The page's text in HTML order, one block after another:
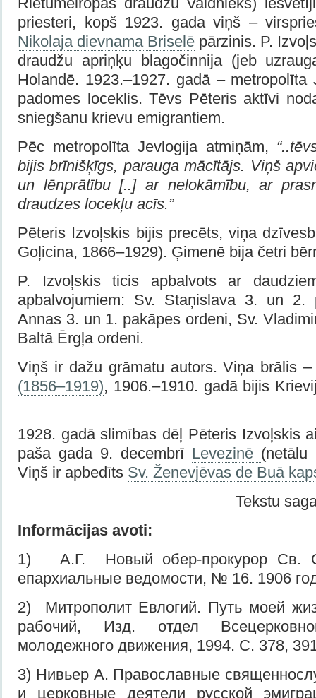
priesteri, kopš 1923. gada viņš –
Nikolaja dievnama Briselē pārzinis. P.
draudžu apriņķu blagočinnija (jeb
Holandē. 1923.–1927. gadā –
padomes loceklis. Tēvs Pēteris aktīvi
sniegšanu krievu emigrantiem.
Pēc metropolīta Jevlogija atmiņām,
bijis brīnišķīgs, parauga mācītājs. Viņš
un lēnprātību [..] ar nelokāmību, ar
draudzes locekļu acīs.”
Pēteris Izvoļskis bijis precēts, viņa
Goļicina, 1866–1929). Ģimenē bija četri
P. Izvoļskis ticis apbalvots ar
apbalvojumiem: Sv. Staņislava 3. un 2.
Annas 3. un 1. pakāpes ordeni, Sv.
Baltā Ērgļa ordeni.
Viņš ir dažu grāmatu autors. Viņa brālis
(1856–1919), 1906.–1910. gadā bijis
1928. gadā slimības dēļ Pēteris Izvoļskis
paša gada 9. decembrī Levezinē (netālu
Viņš ir apbedīts Sv. Ženevjēvas de Buā
Tekstu
Informācijas avoti:
1) А.Г. Новый обер-прокурор Св.
епархиальные ведомости, № 16. 1906
2) Митрополит Евлогий. Путь моей
рабочий, Изд. отдел
молодежного движения, 1994. С. 378,
3) Нивьер А. Православные
и церковные деятели русской